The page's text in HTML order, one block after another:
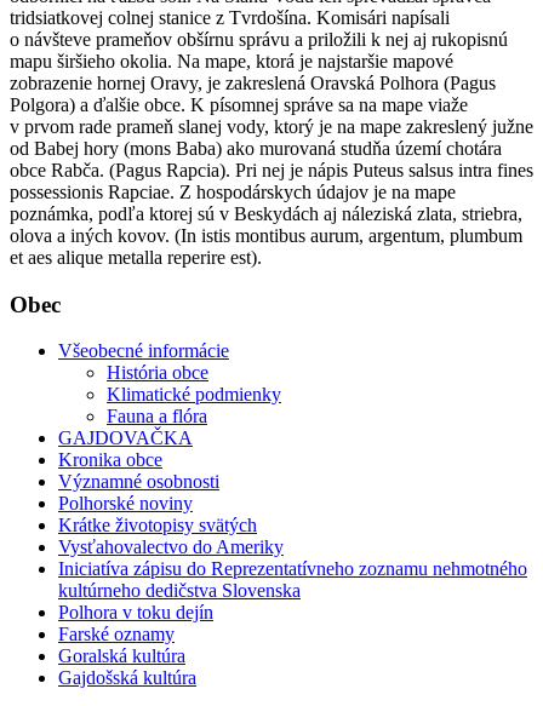
tridsiatkovej colnej stanice z Tvrdošína. Komisári napísali
o návšteve prameňov obšírnu správu a priložili k nej aj rukopisnú
mapu širšieho okolia. Na mape, ktorá je najstaršie mapové
zobrazenie hornej Oravy, je zakreslená Oravská Polhora (Pagus
Polgora) a ďalšie obce. K písomnej správe sa na mape viaže
v prvom rade prameň slanej vody, ktorý je na mape zakreslený južne
od Babej hory (mons Baba) ako murovaná studňa území chotára
obce Rabča. (Pagus Rapcia). Pri nej je nápis Puteus salsus intra fines
possessionis Rapciae. Z hospodárskych údajov je na mape
poznámka, podľa ktorej sú v Beskydách aj náleziská zlata, striebra,
olova a iných kovov. (In istis montibus aurum, argentum, plumbum
et aes alique metalla reperire est).
Obec
Všeobecné informácie
História obce
Klimatické podmienky
Fauna a flóra
GAJDOVAČKA
Kronika obce
Významné osobnosti
Polhorské noviny
Krátke životopisy svätých
Vysťahovalectvo do Ameriky
Iniciatíva zápisu do Reprezentatívneho zoznamu nehmotného
kultúrneho dedičstva Slovenska
Polhora v toku dejín
Farské oznamy
Goralská kultúra
Gajdošská kultúra